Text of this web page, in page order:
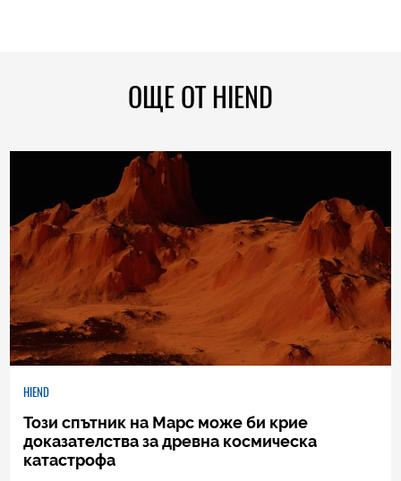
ОЩЕ ОТ HIEND
HIEND
Този спътник на Марс може би крие
доказателства за древна космическа
катастрофа